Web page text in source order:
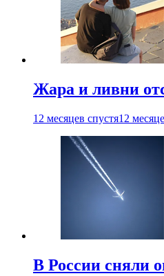
Жара и ливни
12 месяцев спустя12
В России сняли